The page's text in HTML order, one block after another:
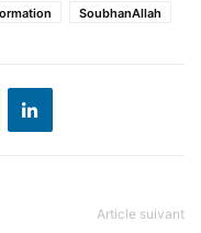
SoubhanAllah
Article suivant